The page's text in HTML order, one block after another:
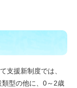
支援新制度では、
型の他に、0～2歳